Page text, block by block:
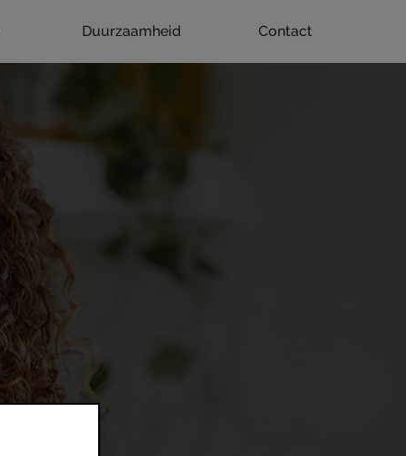
Duurzaamheid Contact